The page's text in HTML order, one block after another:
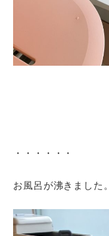
・・・・・・
お風呂が沸きました。